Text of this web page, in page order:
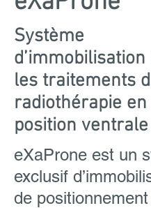
Système
les traitements
radiothérapie en
position ventrale
eXaProne est un
exclusif
de